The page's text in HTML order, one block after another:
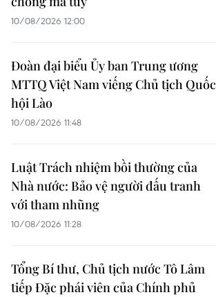
10/08/2026 12:00
Đoàn đại biểu Ủy ban Trung ương
MTTQ Việt Nam viếng Chủ tịch Quốc
hội Lào
10/08/2026 11:48
Luật Trách nhiệm bồi thường của
Nhà nước: Bảo vệ người đấu tranh
với tham nhũng
10/08/2026 11:28
Tổng Bí thư, Chủ tịch nước Tô Lâm
tiếp Đặc phái viên của Chính phủ